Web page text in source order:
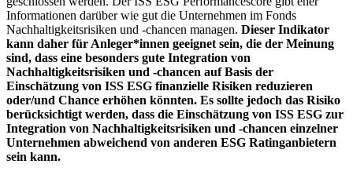
Informationen darüber wie gut die Unternehmen im Fonds
Nachhaltigkeitsrisiken und -chancen managen. Dieser Indikator
kann daher für Anleger*innen geeignet sein, die der Meinung
sind, dass eine besonders gute Integration von
Nachhaltigkeitsrisiken und -chancen auf Basis der
Einschätzung von ISS ESG finanzielle Risiken reduzieren
oder/und Chance erhöhen könnten. Es sollte jedoch das Risiko
berücksichtigt werden, dass die Einschätzung von ISS ESG zur
Integration von Nachhaltigkeitsrisiken und -chancen einzelner
Unternehmen abweichend von anderen ESG Ratinganbietern
sein kann.